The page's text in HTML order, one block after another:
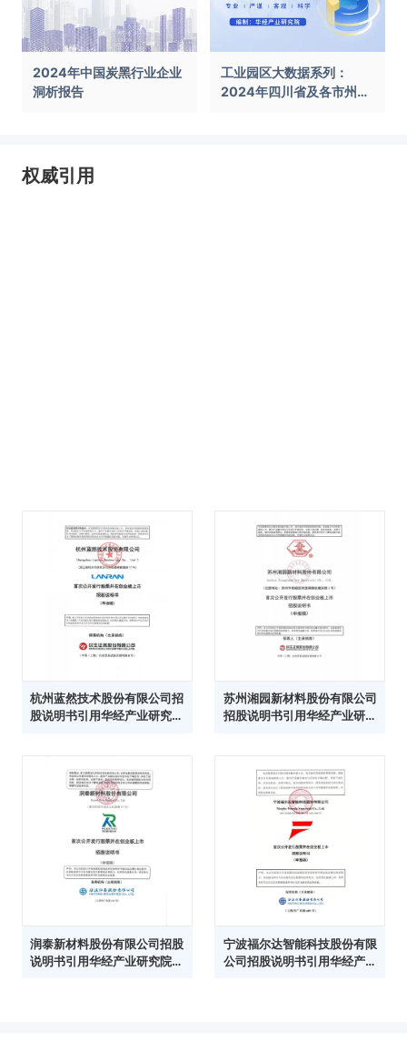
2024年中国炭黑行业企业
洞析报告
工业园区大数据系列：
2024年四川省及各市州工
权威引用
杭州蓝然技术股份有限公司招
股说明书引用华经产业研究院
苏州湘园新材料股份有限公司
招股说明书引用华经产业研究
润泰新材料股份有限公司招股
说明书引用华经产业研究院数
宁波福尔达智能科技股份有限
公司招股说明书引用华经产业